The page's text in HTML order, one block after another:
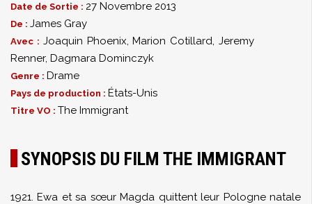
Date de Sortie : 27 Novembre 2013
De : James Gray
Avec : Joaquin Phoenix,Marion Cotillard,Jeremy
Renner, Dagmara Dominczyk
Genre : Drame
Pays de production : États-Unis
Titre VO : The Immigrant
SYNOPSIS DU FILM THE IMMIGRANT
1921. Ewa et sa sœur Magda quittent leur Pologne natale